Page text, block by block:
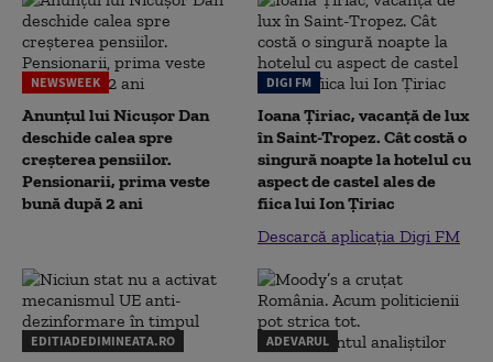
NEWSWEEK
Anunțul lui Nicușor Dan
deschide calea spre
creșterea pensiilor.
Pensionarii, prima veste
bună după 2 ani
DIGI FM
Ioana Țiriac, vacanță de lux
în Saint-Tropez. Cât costă o
singură noapte la hotelul cu
aspect de castel ales de
fiica lui Ion Țiriac
Descarcă aplicația Digi FM
EDITIADEDIMINEATA.RO ADEVARUL